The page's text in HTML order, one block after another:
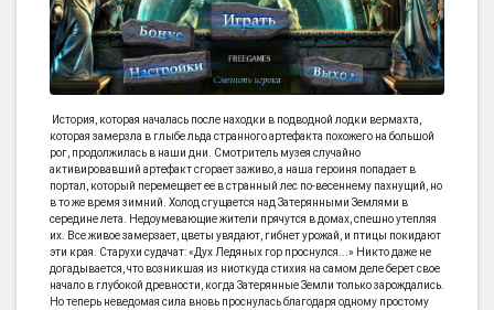
СТРЕЛЯЛКИ
КВЕСТ
КАК СКАЧАТЬ
НОВОСТИ
История, которая началась после находки в подводной лодки вермахта,
которая замерзла в глыбе льда странного артефакта похожего на большой
рог, продолжилась в наши дни. Смотритель музея случайно
активировавший артефакт сгорает заживо, а наша героиня попадает в
портал, который перемещает ее в странный лес по-весеннему пахнущий, но
в то же время зимний. Холод сгущается над Затерянными Землями в
середине лета. Недоумевающие жители прячутся в домах, спешно утепляя
их. Все живое замерзает, цветы увядают, гибнет урожай, и птицы покидают
эти края. Старухи судачат: «Дух Ледяных гор проснулся...» Никто даже не
догадывается, что возникшая из ниоткуда стихия на самом деле берет свое
начало в глубокой древности, когда Затерянные Земли только зарождались.
Но теперь неведомая сила вновь проснулась благодаря одному простому